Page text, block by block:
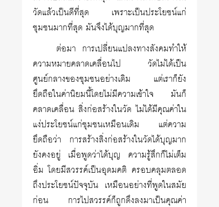
วัดแล้วเป็นดีที่สุด เพราะเป็นประโยชน์แก่
ชุมชนมากที่สุด มันจึงได้บุญมากที่สุด
ต่อมา การเปลี่ยนแปลงทางสังคมทำให้
ความหมายคลาดเคลื่อนไป วัดไม่ได้เป็น
ศูนย์กลางของชุมชนอย่างเดิม แต่เราก็ยัง
ยึดถือในค่านิยมนี้โดยไม่มีความเข้าใจ มันก็
คลาดเคลื่อน สิ่งก่อสร้างในวัด ไม่ได้มีคุณค่าใน
แง่ประโยชน์แก่ชุมชนเหมือนเดิม แต่ความ
ยึดถือว่า การสร้างสิ่งก่อสร้างในวัดได้บุญมาก
ยังคงอยู่ เมื่อพูดว่าได้บุญ ความรู้สึกก็ไม่เต็ม
อิ่ม โดยมีสวรรค์เป็นอุดมคติ ครอบคลุมตลอด
ถึงประโยชน์ปัจจุบัน เหมือนอย่างที่พูดในสมัย
ก่อน การไปสวรรค์ก็ถูกดึงลงมาเป็นคุณค่า